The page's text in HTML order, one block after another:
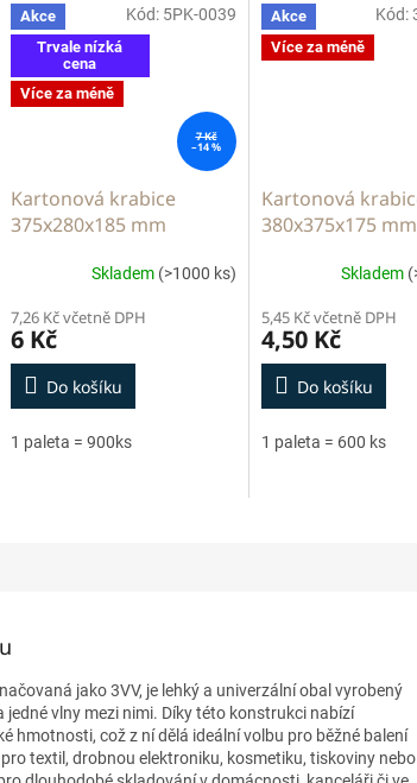
Akce
Trvale nízká
cena
Více za méně
7 Kč
–14 %
Kartonová krabice
375x280x185 mm
Skladem (>1000 ks)
7,26 Kč včetně DPH
6 Kč
Do košíku
1 paleta = 900ks
Kód: 5PK-0039
Akce
Více za méně
Kartonová
380x375x175 mm
Skladem
5,45 Kč včetně DPH
4,50 Kč
Do košíku
1 paleta = 600 ks
Kód:
jako 3VV, je lehký a univerzální obal vyrobený
vlny mezi nimi. Díky této konstrukci nabízí
hmotnosti, což z ní dělá ideální volbu pro běžné balení
textil, drobnou elektroniku, kosmetiku, tiskoviny nebo